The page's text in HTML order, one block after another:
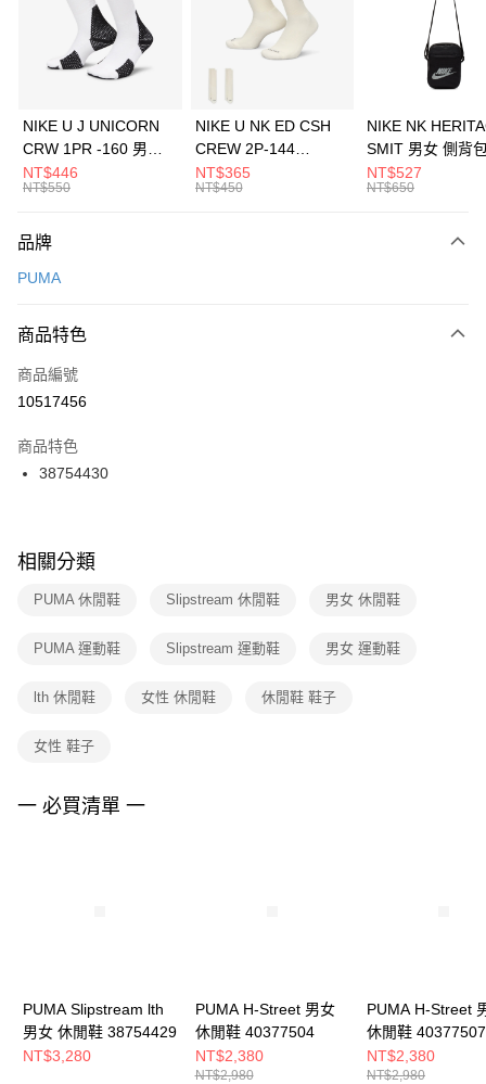
合作金庫商業銀行
第一商業銀行
華南商業銀行
彰化商業銀行
上海商業儲蓄銀行
元大商業銀行
台灣樂天信用卡公司
Apple Pay
全盈+PAY
AFTEE先享後付
【關於「AFTEE先享後付」】
便利好安心！
３．安心：先確認商品／服務後，再付款。
【「AFTEE先享後付」結帳流程】
１．於結帳方式選擇「AFTEE先享後付」後，將跳轉至「AFTEE先享後付」
２．訂單成立數日內，您將收到繳費通知簡訊。
３．收到繳費通知簡訊後14天內，點擊此簡訊中的連結，可透過四大超商／
ATM／網路銀行／等多元方式進行付款，方視為交易完成。
※ 交易是否成功請以「AFTEE先享後付 」之結帳頁面顯示為準，若有關於
是否繳費成功／繳費後需取消欲退款等相關疑問，請聯繫「AFTEE先享後付
客戶支援中心」https://netprotections.freshdesk.com/support/home
１．透過由恩沛科技股份有限公司提供之「AFTEE先享後付」服務完成之交
權轉讓予恩沛科技股份有限公司。
３．未成年的使用者請事先徵得法定代理人或監護人之同意方可使用
４．使用「AFTEE先享後付」時，將依據個別帳號之用戶狀況，依本公司即
運送方式
每筆NT$100，滿NT$1,500(含以上)免運費
宅配
每筆NT$100，滿NT$1,500(含以上)免運費
付款後門市自取
每筆NT$100，滿NT$1,500(含以上)免運費
NIKE U J UNICORN
CRW 1PR -160 男女
中統襪 FZ3393100
NT$446
NT$550
NIKE U NK ED CSH
CREW 2P-144
EMBRDY 男女 短統襪
FZ3073133
NT$365
NT$450
NIKE NK
SMIT 男女 側背
BA5871010
NT$527
NT$650
品牌
PUMA
商品特色
商品編號
10517456
商品特色
38754430
相關分類
PUMA 休閒鞋 Slipstream 休閒鞋 男女 休閒鞋
PUMA 運動鞋 Slipstream 運動鞋 男女 運動鞋
lth 休閒鞋 女性 休閒鞋 休閒鞋 鞋子
女性 鞋子
一 必買清單 一
PUMA Slipstream lth
男女 休閒鞋 38754429
NT$3,280
PUMA H-Street 男女
休閒鞋 40377504
NT$2,380
NT$2,980
PUMA H-Street
休閒鞋 40377507
NT$2,380
NT$2,980